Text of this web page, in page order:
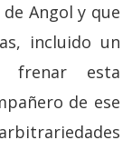
Angol y que
incluido un
frenar esta
de ese